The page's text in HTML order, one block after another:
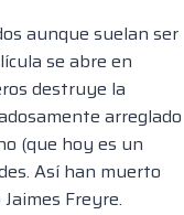
aunque suelan ser
se abre en
destruye la
arreglado
(que hoy es un
Así han muerto
Freyre.